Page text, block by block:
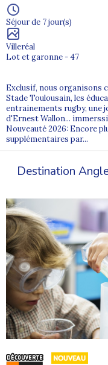
Séjour de 7 jour(s)
Villeréal
Lot et garonne - 47
Exclusif, nous organisons
Stade Toulousain, les
entrainements rugby, une
d'Ernest Wallon...
Nouveauté 2026: Encore
supplémentaires par...
Destination